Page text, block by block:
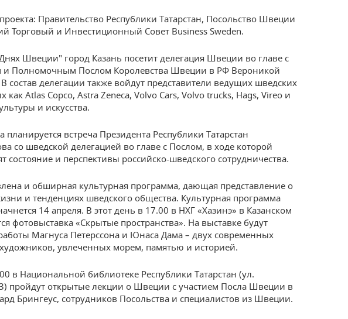
Правительство Республики Татарстан, Посольство Швеции
Торговый и Инвестиционный Совет Business Sweden.
Швеции" город Казань посетит делегация Швеции во главе с
Полномочным Послом Королевства Швеции в РФ Вероникой
состав делегации также войдут представители ведущих шведских
как Atlas Copco, Astra Zeneca, Volvo Cars, Volvo trucks, Hags, Vireo и
и искусства.
планируется встреча Президента Республики Татарстан
со шведской делегацией во главе с Послом, в ходе которой
состояние и перспективы российско-шведского сотрудничества.
и обширная культурная программа, дающая представление о
и тенденциях шведского общества. Культурная программа
14 апреля. В этот день в 17.00 в НХГ «Хазинэ» в Казанском
фотовыставка «Скрытые пространства». На выставке будут
Магнуса Петерссона и Юнаса Дама – двух современных
увлеченных морем, памятью и историей.
в Национальной библиотеке Республики Татарстан (ул.
пройдут открытые лекции о Швеции с участием Посла Швеции в
Брингеус, сотрудников Посольства и специалистов из Швеции.